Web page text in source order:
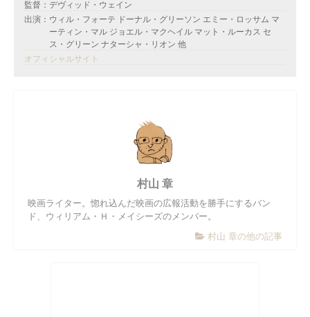
監督：デヴィッド・ウェイン
出演：ウィル・フォーテ ドーナル・グリーソン エミー・ロッサム マ
ーティン・マル ジョエル・マクヘイル マット・ルーカス セ
ス・グリーン ナターシャ・リオン 他
オフィシャルサイト
村山 章
映画ライター。惚れ込んだ映画の広報活動を勝手にするバン
ド、ウィリアム・Ｈ・メイシーズのメンバー。
村山 章の他の記事